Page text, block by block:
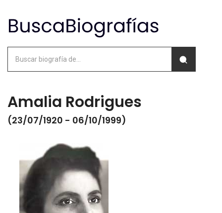
Amalia Rodrigues
(23/07/1920 - 06/10/1999)